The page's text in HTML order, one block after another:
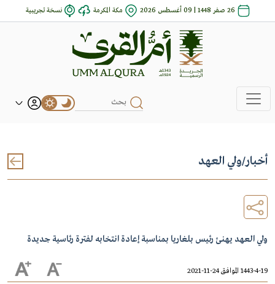
26 صفر 1448 | 09 أغسطس 2026 مكة المكرمة نسخة تجريبية
أخبار/ولي العهد
ولي العهد يهنئ رئيس بلغاريا بمناسبة إعادة انتخابه لفترة رئاسية جديدة
1443-4-19 الموافق 24-11-2021